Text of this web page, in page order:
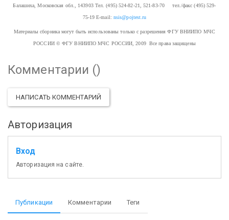
Балашиха, Московская обл., 143903Тел. (495) 524-82-21, 521-83-70 тел./факс (495) 529-
75-19 E-mail: nsis@pojtest.ru
Материалы сборника могут быть использованы только с разрешения ФГУ ВНИИПО МЧС
РОССИИ© ФГУ ВНИИПО МЧС РОССИИ, 2009 Все права защищены
Комментарии ()
НАПИСАТЬ КОММЕНТАРИЙ
Авторизация
Вход
Авторизация на сайте.
Публикации Комментарии Теги